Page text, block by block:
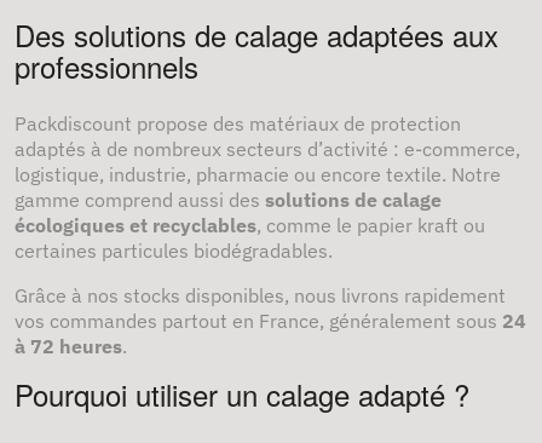
Des solutions de calage adaptées aux
professionnels
Packdiscount propose des matériaux de protection
adaptés à de nombreux secteurs d’activité : e-commerce,
logistique, industrie, pharmacie ou encore textile. Notre
gamme comprend aussi des solutions de calage
écologiques et recyclables, comme le papier kraft ou
certaines particules biodégradables.
Grâce à nos stocks disponibles, nous livrons rapidement
vos commandes partout en France, généralement sous 24
à 72 heures.
Pourquoi utiliser un calage adapté ?